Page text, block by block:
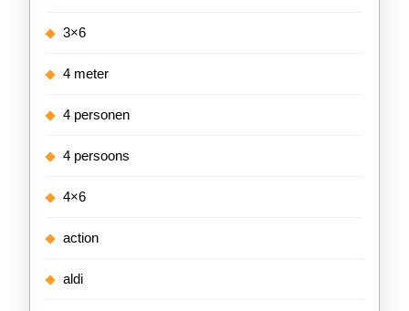
3×6
4 meter
4 personen
4 persoons
4×6
action
aldi